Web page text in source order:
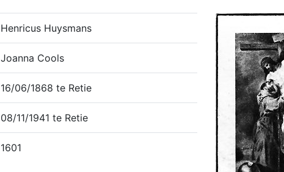
Henricus Huysmans
Joanna Cools
16/06/1868 te Retie
08/11/1941 te Retie
1601